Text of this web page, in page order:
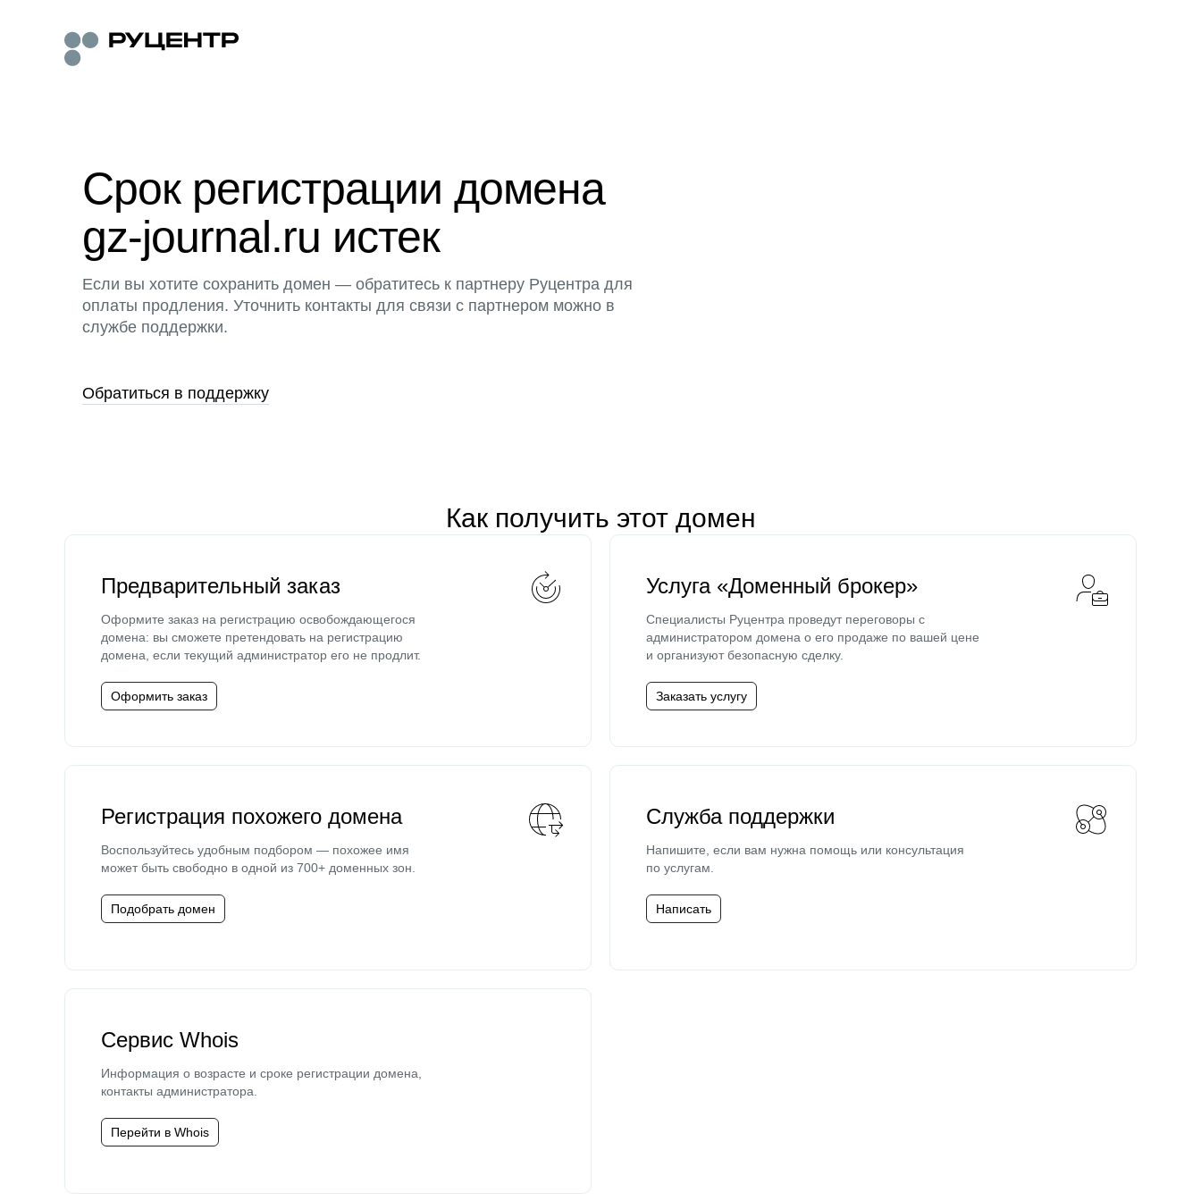
Срок регистрации домена
gz-journal.ru истек
Если вы хотите сохранить домен — обратитесь к партнеру Руцентра для
оплаты продления. Уточнить контакты для связи с партнером можно в
службе поддержки.
Обратиться в поддержку
Как получить этот домен
Предварительный заказ
Оформите заказ на регистрацию освобождающегося
домена: вы сможете претендовать на регистрацию
домена, если текущий администратор его не продлит.
Оформить заказ
Услуга «Доменный брокер»
Специалисты Руцентра проведут переговоры с
администратором домена о его продаже по вашей цене
и организуют безопасную сделку.
Заказать услугу
Регистрация похожего домена
Воспользуйтесь удобным подбором — похожее имя
может быть свободно в одной из 700+ доменных зон.
Подобрать домен
Служба поддержки
Напишите, если вам нужна помощь или консультация
по услугам.
Написать
Сервис Whois
Информация о возрасте и сроке регистрации домена,
контакты администратора.
Перейти в Whois